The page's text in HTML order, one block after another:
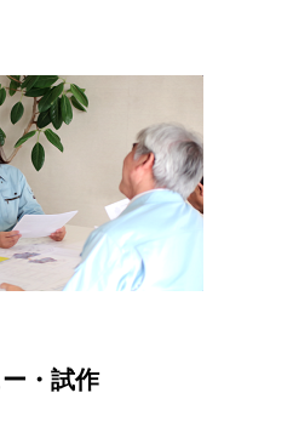
・試作